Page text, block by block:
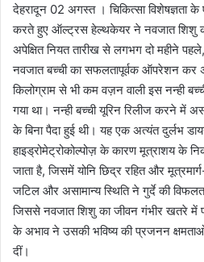
देहरादून 02 अगस्त । चिकित्सा विशेषज्ञता
करते हुए ऑल्ट्रस हेल्थकेयर ने नवजात शिशु
अपेक्षित नियत तारीख से लगभग दो महीने
नवजात बच्ची का सफलतापूर्वक ऑपरेशन कर
किलोग्राम से भी कम वज़न वाली इस नन्ही
गया था। नन्ही बच्ची यूरिन रिलीज करने में
के बिना पैदा हुई थी। यह एक अत्यंत दुर्लभ
हाइड्रोमेट्रोकोल्पोज़ के कारण मूत्राशय के
जाता है, जिसमें योनि छिद्र रहित और
जटिल और असामान्य स्थिति ने गुर्दे की
जिससे नवजात शिशु का जीवन गंभीर खतरे में
के अभाव ने उसकी भविष्य की प्रजनन
दीं।